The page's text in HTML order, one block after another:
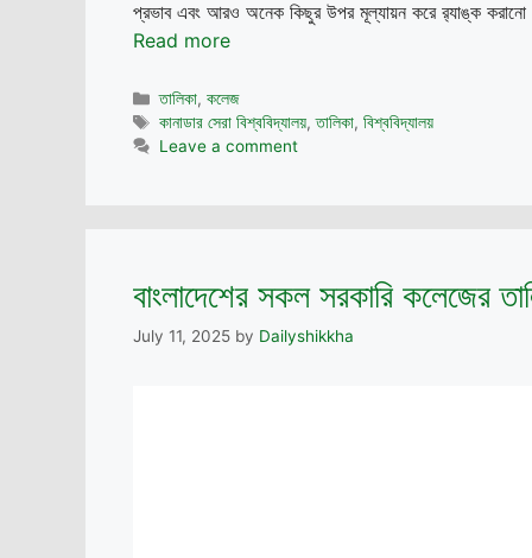
প্রভাব এবং আরও অনেক কিছুর উপর মূল্যায়ন করে র‌্যাঙ্ক করানো
Read more
Categories
তালিকা, কলেজ
Tags
কানাডার সেরা বিশ্ববিদ্যালয়,তালিকা, বিশ্ববিদ্যালয়
Leave a comment
বাংলাদেশের সকল সরকারি কলেজের
July 11, 2025 by Dailyshikkha